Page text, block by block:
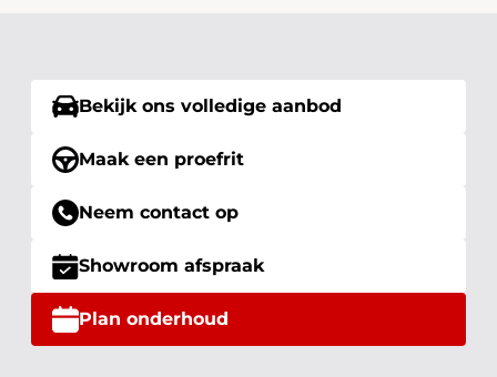
Bekijk ons volledige aanbod
Maak een proefrit
Neem contact op
Showroom afspraak
Plan onderhoud